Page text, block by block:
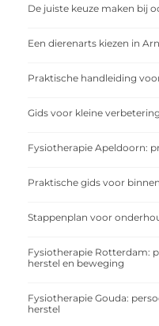
De juiste keuze maken bij
Een dierenarts kiezen in
Praktische handleiding
Gids voor kleine
Fysiotherapie Apeldoorn:
Praktische gids voor
Stappenplan voor
Fysiotherapie Rotterdam:
herstel en beweging
Fysiotherapie Gouda:
herstel